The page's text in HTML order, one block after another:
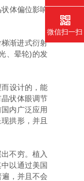
体偏位影响
渐进式衍射
、晕轮)的发
设计的，能
状体眼调节
内广泛应用
拱形，并且
不穷。植入
以通过美国
，并且不会
微信扫一扫